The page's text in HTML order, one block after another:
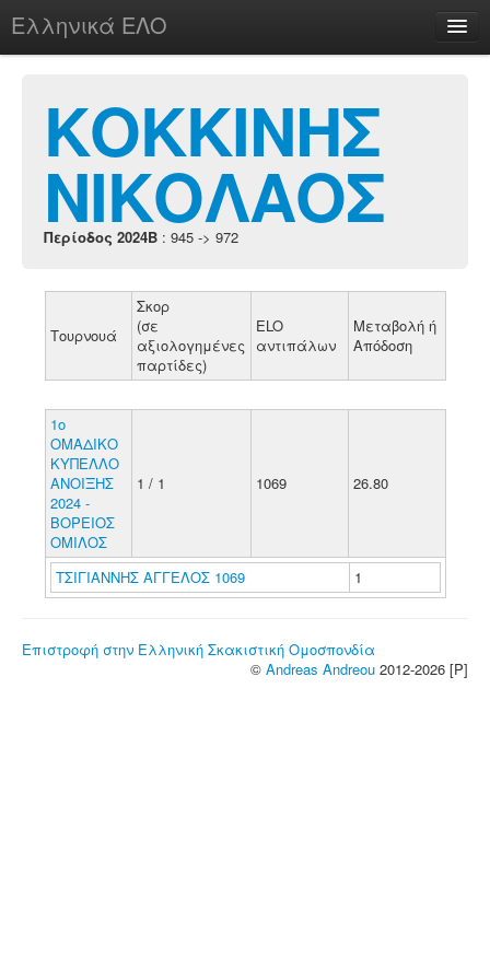
Ελληνικά ΕΛΟ
chesstu.be @ discord
Login
ΚΟΚΚΙΝΗΣ
ΝΙΚΟΛΑΟΣ
Περίοδος 2024B : 945 -> 972
Τουρνουά
Σκορ
(σε
αξιολογημένες
παρτίδες)
ELO
αντιπάλων
Μεταβολή ή
Απόδοση
1o
ΟΜΑΔΙΚΟ
ΚΥΠΕΛΛΟ
ΑΝΟΙΞΗΣ
2024 -
ΒΟΡΕΙΟΣ
ΟΜΙΛΟΣ
1 / 1 1069 26.80
ΤΣΙΓΙΑΝΝΗΣ ΑΓΓΕΛΟΣ 1069 1
Επιστροφή στην Ελληνική Σκακιστική Ομοσπονδία
© Andreas Andreou 2012-2026 [P]